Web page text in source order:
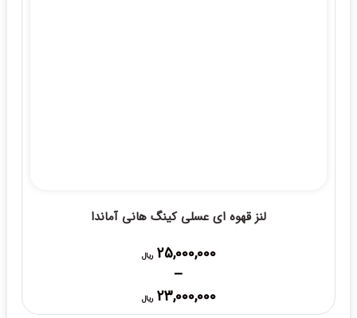
لنز قهوه ای عسلی کینگ هانی آماندا
25,000,000 ریال
–
23,000,000 ریال
Price
range: